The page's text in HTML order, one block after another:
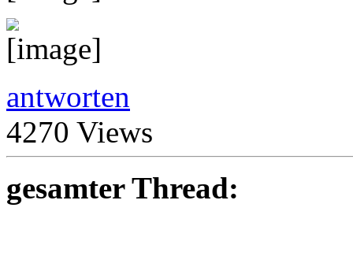
antworten
4270 Views
gesamter Thread: